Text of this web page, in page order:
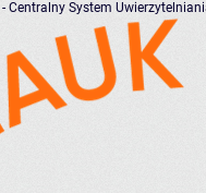
- Centralny System